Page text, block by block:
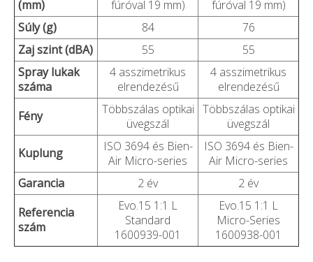
(mm) fúróval 19 mm)
fúróval 19 mm)
Súly (g)
84
76
Zaj szint (dBA)
55
55
Spray lukak
száma
4 asszimetrikus
elrendezésű
4 asszimetrikus
elrendezésű
Fény
Többszálas optikai
üvegszál
Többszálas optikai
üvegszál
Kuplung
ISO 3694 és Bien-
Air Micro-series
ISO 3694 és Bien-
Air Micro-series
Garancia
2 év
2 év
Referencia
szám
Evo.15 1:1 L
Standard
1600939-001
Evo.15 1:1 L
Micro-Series
1600938-001